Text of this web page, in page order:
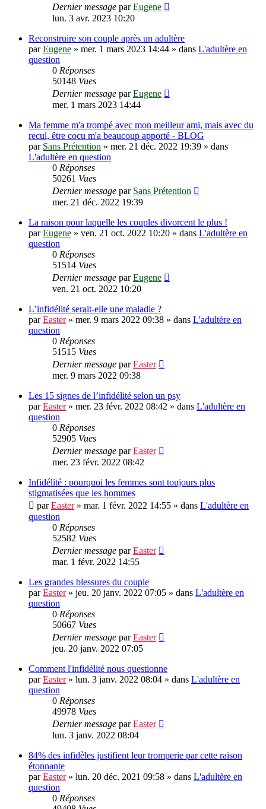
Dernier message parEugene
lun. 3 avr. 2023 10:20
Reconstruire son couple après un adultère
parEugene » mer. 1 mars 2023 14:44 » dans L'adultère en
question
0 Réponses
50148 Vues
Dernier message parEugene
mer. 1 mars 2023 14:44
Ma femme m'a trompé avec mon meilleur ami, mais avec du
recul, être cocu m'a beaucoup apporté - BLOG
par Sans Prétention » mer. 21 déc. 2022 19:39 » dans
L'adultère en question
0 Réponses
50261 Vues
Dernier message par Sans Prétention
mer. 21 déc. 2022 19:39
La raison pour laquelle les couples divorcent le plus !
parEugene » ven. 21 oct. 2022 10:20 » dans L'adultère en
question
0 Réponses
51514 Vues
Dernier message parEugene
ven. 21 oct. 2022 10:20
L’infidélité serait-elle une maladie ?
parEaster» mer. 9 mars 2022 09:38 » dans L'adultère en
question
0 Réponses
51515 Vues
Dernier message parEaster
mer. 9 mars 2022 09:38
Les 15 signes de l’infidélité selon un psy
parEaster» mer. 23 févr. 2022 08:42 » dans L'adultère en
question
0 Réponses
52905 Vues
Dernier message parEaster
mer. 23 févr. 2022 08:42
Infidélité : pourquoi les femmes sont toujours plus
stigmatisées que les hommes
parEaster» mar. 1 févr. 2022 14:55 » dans L'adultère en
question
0 Réponses
52582 Vues
Dernier message parEaster
mar. 1 févr. 2022 14:55
Les grandes blessures du couple
parEaster» jeu. 20 janv. 2022 07:05 » dans L'adultère en
question
0 Réponses
50667 Vues
Dernier message parEaster
jeu. 20 janv. 2022 07:05
Comment l'infidélité nous questionne
parEaster» lun. 3 janv. 2022 08:04 » dans L'adultère en
question
0 Réponses
49978 Vues
Dernier message parEaster
lun. 3 janv. 2022 08:04
84% des infidèles justifient leur tromperie par cette raison
étonnante
parEaster» lun. 20 déc. 2021 09:58 » dans L'adultère en
question
0 Réponses